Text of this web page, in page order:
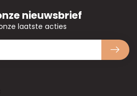
nieuwsbrief
laatste acties